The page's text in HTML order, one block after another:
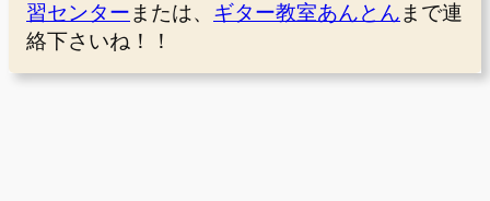
習センター または、 ギター教室あんとん まで連
絡下さいね！！